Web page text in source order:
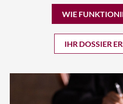
WIE
IHR DOSSIER